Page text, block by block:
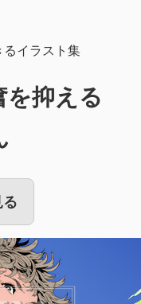
るイラスト集
を抑える